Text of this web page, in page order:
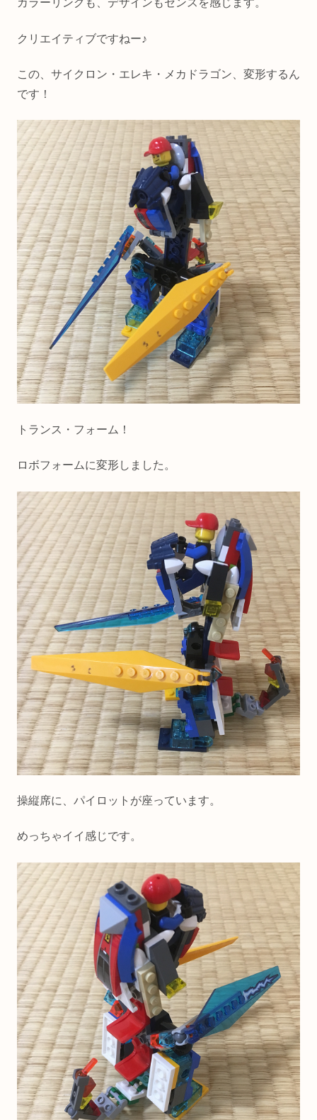
カラーリングも、デザインもセンスを感じます。
クリエイティブですねー♪
この、サイクロン・エレキ・メカドラゴン、変形するん
です！
トランス・フォーム！
ロボフォームに変形しました。
操縦席に、パイロットが座っています。
めっちゃイイ感じです。